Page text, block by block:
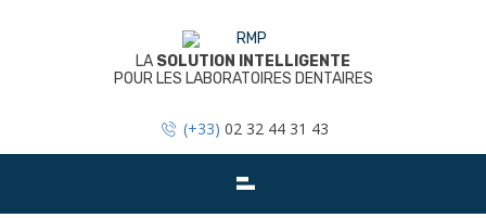
LA SOLUTION INTELLIGENTE
POUR LES LABORATOIRES DENTAIRES
(+33) 02 32 44 31 43